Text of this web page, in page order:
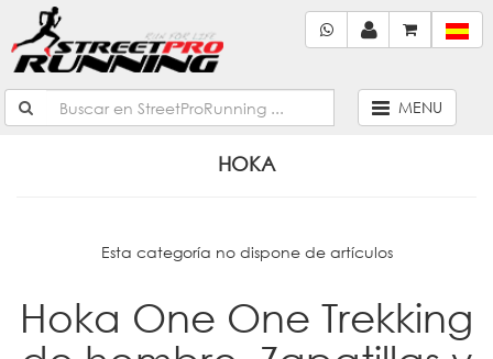
MENU
HOKA
Esta categoría no dispone de artículos
Hoka One One Trekking